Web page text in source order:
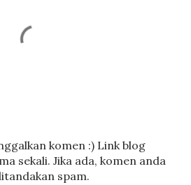
komen :) Link blog
sekali. Jika ada, komen anda
spam.